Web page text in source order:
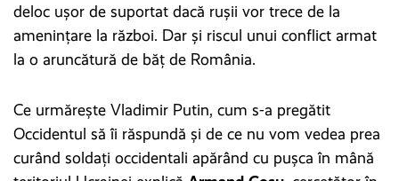
deloc ușor de suportat dacă rușii vor trece de la
amenințare la război. Dar și riscul unui conflict armat
la o aruncătură de băț de România.
Ce urmărește Vladimir Putin, cum s-a pregătit
Occidentul să îi răspundă și de ce nu vom vedea prea
curând soldați occidentali apărând cu pușca în mână